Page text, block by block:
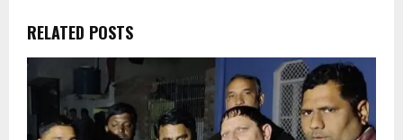
RELATED POSTS